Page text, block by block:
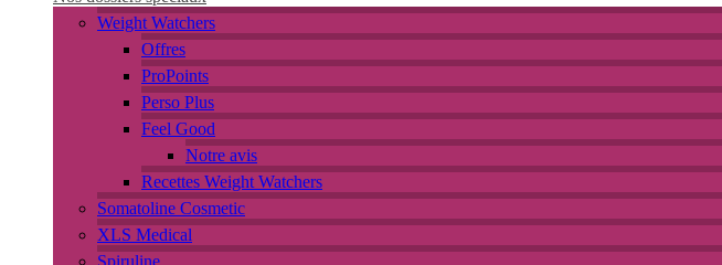
Weight Watchers
Offres
ProPoints
Perso Plus
Feel Good
Notre avis
Recettes Weight Watchers
Somatoline Cosmetic
XLS Medical
Spiruline